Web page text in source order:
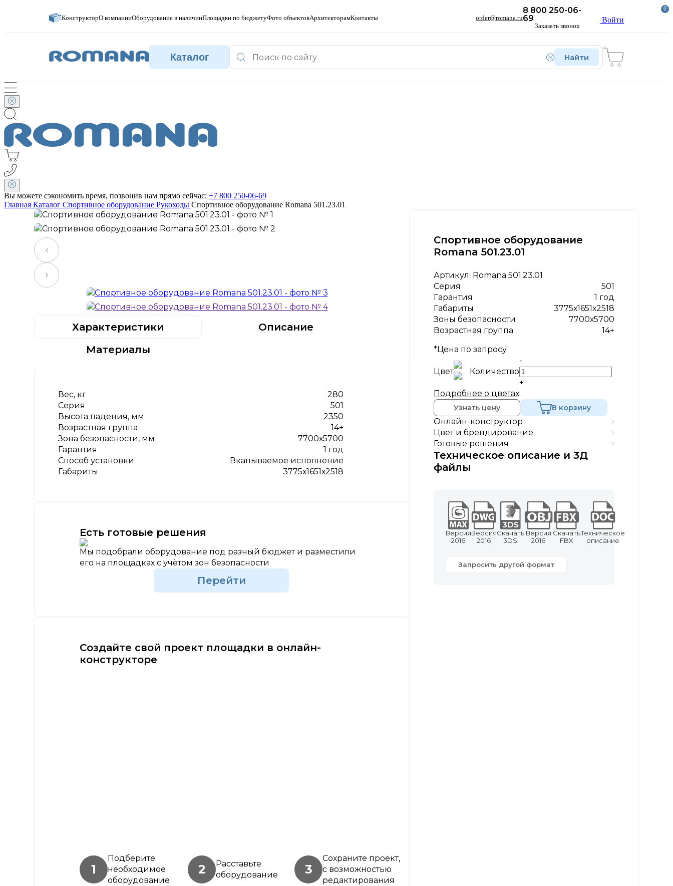
КонструкторО компанииОборудование в наличииПлощадки по бюджетуФото объектовАрхитекторамКонтакты order@romana.ru
8 800 250-06-
69
Заказать звонок
Войти
Каталог Найти
0
Вы можете сэкономить время, позвонив нам прямо сейчас: +7 800 250-06-69
Главная Каталог Спортивное оборудование Рукоходы Спортивное оборудование Romana 501.23.01
Характеристики
Описание
Материалы
Вес, кг
280
Серия
501
Высота падения, мм
2350
Возрастная группа
14+
Зона безопасности, мм
7700х5700
Гарантия
1 год
Способ установки
Вкапываемое исполнение
Габариты
3775х1651х2518
Есть готовые решения
Мы подобрали оборудование под разный бюджет и разместили
его на площадках с учётом зон безопасности
Перейти
Создайте свой проект площадки в онлайн-
конструкторе
1
Подберите
необходимое
оборудование
2
Расставьте
оборудование
3
Сохраните проект,
с возможностью
редактирования
Спортивное оборудование
Romana 501.23.01
Артикул: Romana 501.23.01
Серия
501
Гарантия
1 год
Габариты
3775х1651х2518
Зоны безопасности
7700х5700
Возрастная группа
14+
*Цена по запросу
Цвет Количество
-
+
Подробнее о цветах
Узнать цену В корзину
Онлайн-конструктор
Цвет и брендирование
Готовые решения
Техническое описание и 3Д
файлы
Версия
2016
Версия
2016
Скачать
3DS
Версия
2016
Скачать
FBX
Техническое
описание
Запросить другой формат